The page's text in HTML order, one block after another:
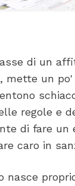
di un
mette un po'
regole e
di fare un
caro in
nasce